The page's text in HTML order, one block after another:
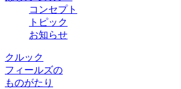
コンセプト
トピック
お知らせ
クルック
フィールズの
ものがたり